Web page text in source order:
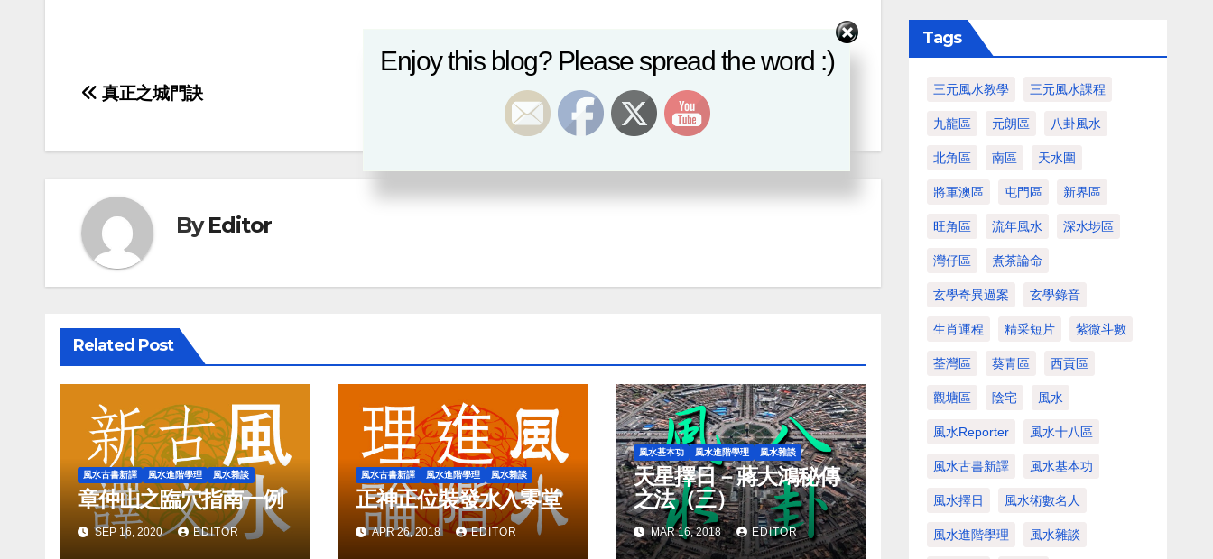
Post
真正之城門訣
ByEditor
Related Post
風水古書新譯 風水進階學理 風水雜談
章仲山之臨穴指南一例
SEP 16, 2020 EDITOR
風水古書新譯 風水進階學理 風水雜談
正神正位裝發水入零堂
APR 26, 2018 EDITOR
風水基本功 風水進階學理 風水雜談
天星擇日－蔣大鴻秘傳
之法（三）
MAR 16, 2018 EDITOR
Tags
三元風水教學 三元風水課程
九龍區 元朗區 八卦風水
北角區 南區 天水圍
將軍澳區 屯門區 新界區
旺角區 流年風水 深水埗區
灣仔區 煮茶論命
玄學奇異過案 玄學錄音
生肖運程 精采短片 紫微斗數
荃灣區 葵青區 西貢區
觀塘區 陰宅 風水
風水Reporter 風水十八區
風水古書新譯 風水基本功
風水擇日 風水術數名人
風水進階學理 風水雜談
Enjoy this blog? Please spread the word :)